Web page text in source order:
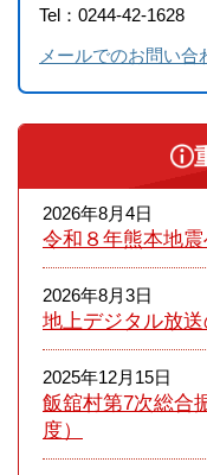
Tel：0244-42-1628
メールでのお問い合
2026年8月4日
令和８年熊本​地
2026年8月3日
地上デジタル放
2025年12月15日
飯舘村第7次総合
度）